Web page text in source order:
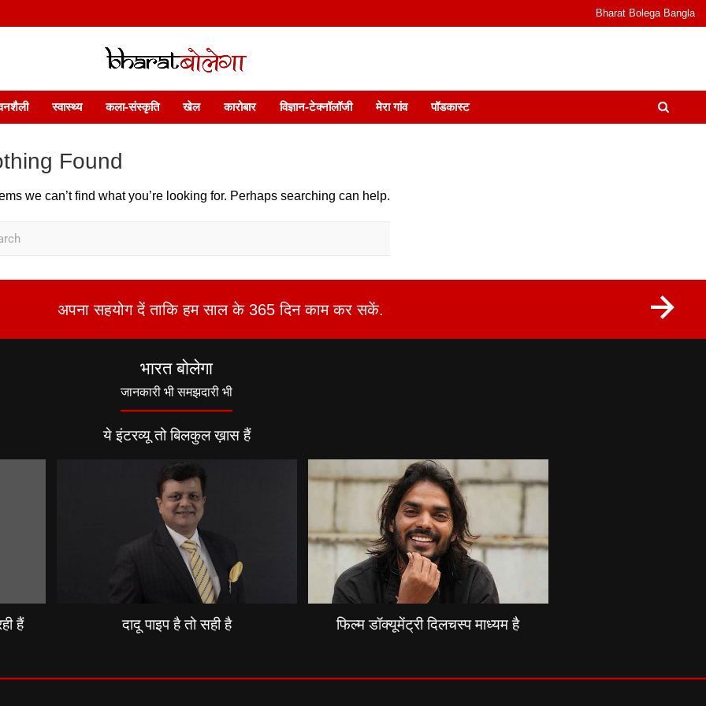
Bharat Bolega Bangla
भारत बोलेगा
भारत बोलेगा हिंदी न्यूज़ वेबसाइट India: News, Views, Info, Trends & Podcast I जानकारी भी समझदारी भी और पॉडकास्ट
स्वास्थ्य कला-संस्कृति खेल कारोबार विज्ञान-टेक्नॉलॉजी मेरा गांव पॉडकास्ट
Found
we can’t find what you’re looking for. Perhaps searching can help.
अपना सहयोग दें ताकि हम साल के 365 दिन काम कर सकें.
भारत बोलेगा
जानकारी भी समझदारी भी
ये इंटरव्यू तो बिलकुल ख़ास हैं
हैं
दादू पाइप है तो सही है फिल्म डॉक्यूमेंट्री दिलचस्प माध्यम है